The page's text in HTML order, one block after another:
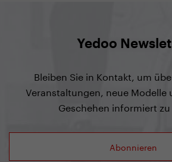
Yedoo
Bleiben Sie in Kontakt, um
Veranstaltungen, neue Modelle
Geschehen informiert zu
Abonnieren